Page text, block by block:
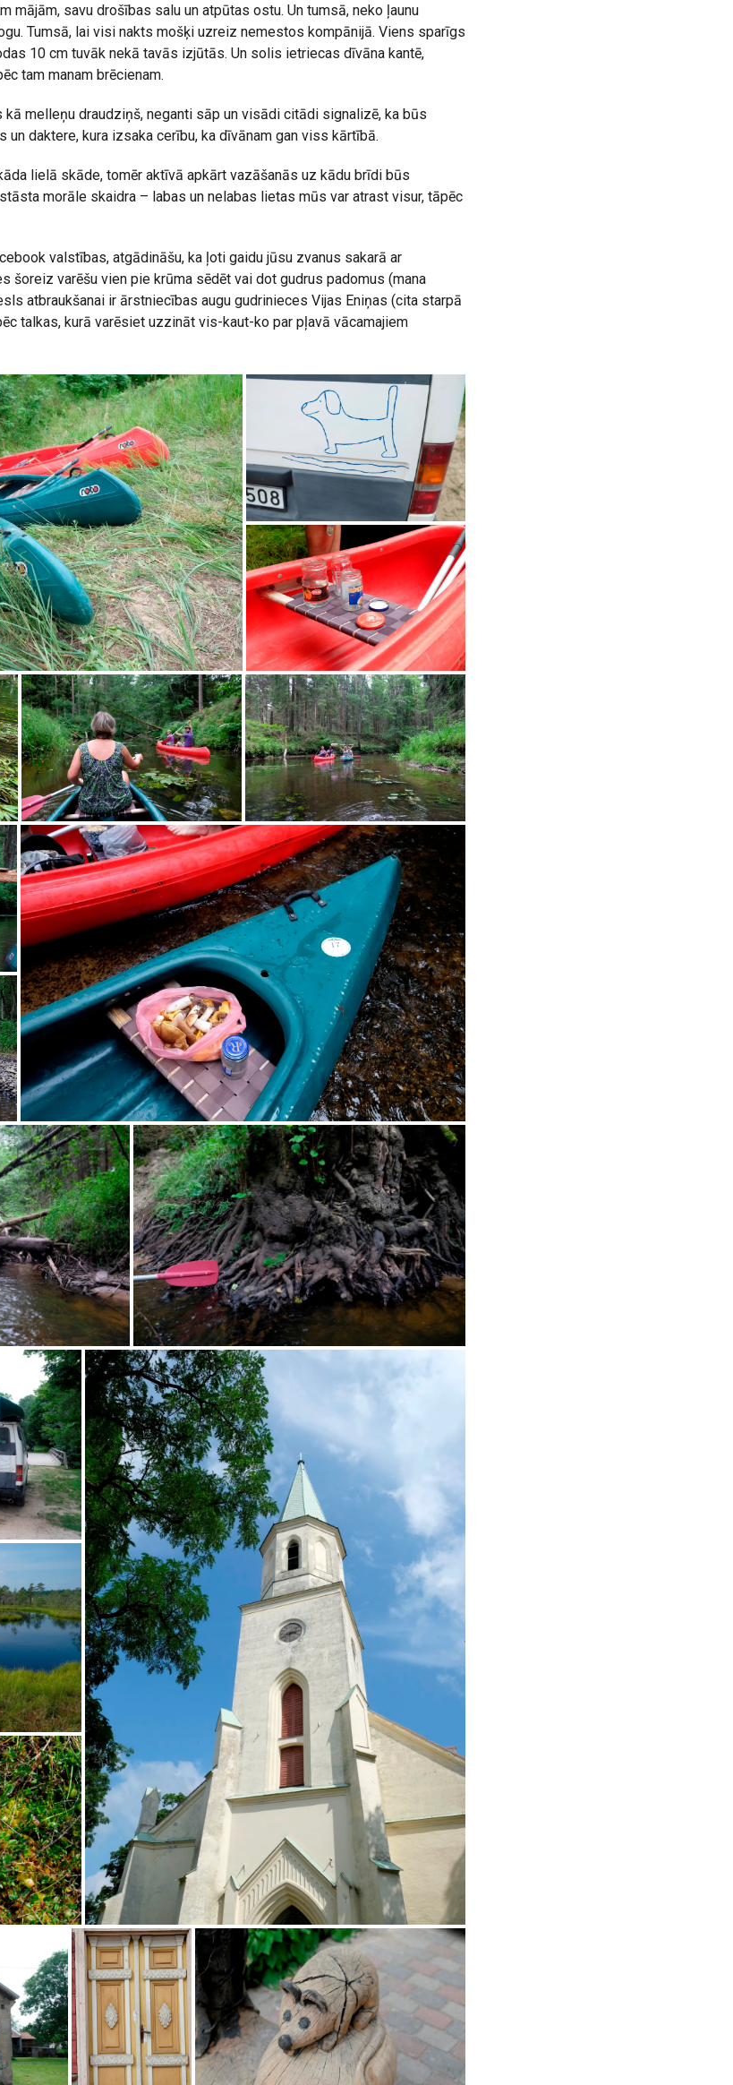
mājām, savu drošības salu un atpūtas ostu. Un tumsā, neko ļaunu
Tumsā, lai visi nakts mošķi uzreiz nemestos kompānijā. Viens sparīgs
10 cm tuvāk nekā tavās izjūtās. Un solis ietriecas dīvāna kantē,
tam manam brēcienam.
melleņu draudziņš, neganti sāp un visādi citādi signalizē, ka būs
un daktere, kura izsaka cerību, ka dīvānam gan viss kārtībā.
lielā skāde, tomēr aktīvā apkārt vazāšanās uz kādu brīdi būs
morāle skaidra – labas un nelabas lietas mūs var atrast visur, tāpēc
valstības, atgādināšu, ka ļoti gaidu jūsu zvanus sakarā ar
šoreiz varēšu vien pie krūma sēdēt vai dot gudrus padomus (mana
atbraukšanai ir ārstniecības augu gudrinieces Vijas Eniņas (cita starpā
talkas, kurā varēsiet uzzināt vis-kaut-ko par pļavā vācamajiem